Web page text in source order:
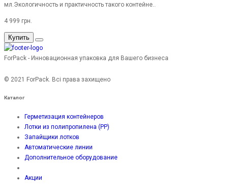
мл.Экологичность и практичность такого контейне..
4 999 грн.
Купить
ForPack - Инновационная упаковка для Вашего бизнеса
© 2021 ForPack. Всі права захищено
Каталог
Герметизация контейнеров
Лотки из полипропилена (PP)
Запайщики лотков
Автоматические линии
Дополнительное оборудование
Акции